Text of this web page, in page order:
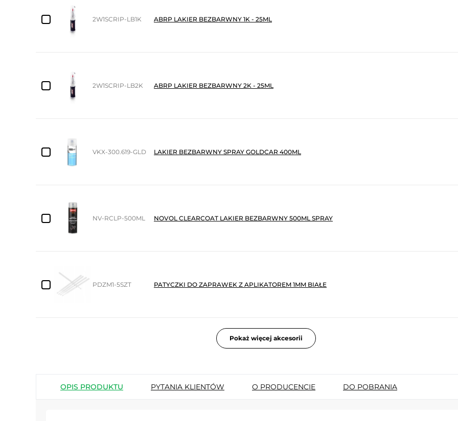
2W1SCRIP-LB1K ABRP LAKIER BEZBARWNY 1K - 25ML
2W1SCRIP-LB2K ABRP LAKIER BEZBARWNY 2K - 25ML
VKX-300.619-GLD LAKIER BEZBARWNY SPRAY GOLDCAR 400ML
NV-RCLP-500ML NOVOL CLEARCOAT LAKIER BEZBARWNY 500ML SPRAY
PDZM1-5SZT PATYCZKI DO ZAPRAWEK Z APLIKATOREM 1MM BIAŁE
Pokaż więcej akcesorii
OPIS PRODUKTU PYTANIA KLIENTÓW O PRODUCENCIE DO POBRANIA